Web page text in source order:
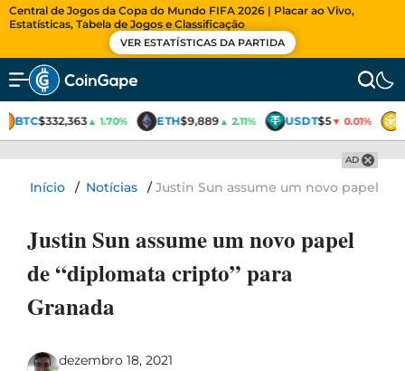
Central de Jogos da Copa do Mundo FIFA 2026 | Placar ao Vivo,
Estatísticas, Tabela de Jogos e Classificação
VER ESTATÍSTICAS DA PARTIDA
BTC$332,363▲ 1.70% ETH$9,889▲ 2.11% USDT$5▼ 0.01%
AD
Início / Notícias /Justin Sun assume um novo papel de
Justin Sun assume um novo papel
de “diplomata cripto” para
Granada
dezembro 18, 2021